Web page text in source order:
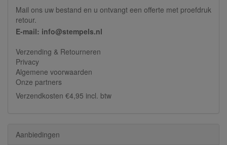
Mail ons uw bestand en u ontvangt een offerte met proefdruk
retour.
E-mail: info@stempels.nl
Verzending & Retourneren
Privacy
Algemene voorwaarden
Onze partners
Verzendkosten €4,95 incl. btw
Aanbiedingen